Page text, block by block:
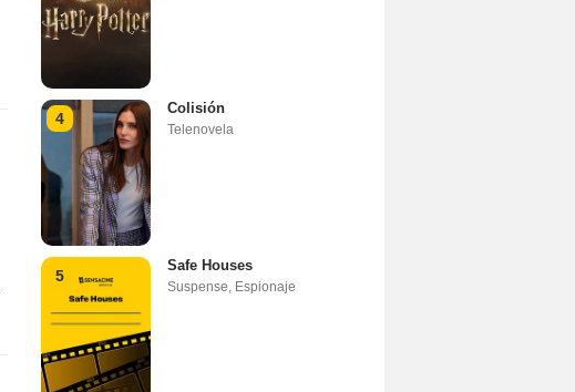
4
Colisión
Telenovela
5
Safe Houses
Suspense Espionaje